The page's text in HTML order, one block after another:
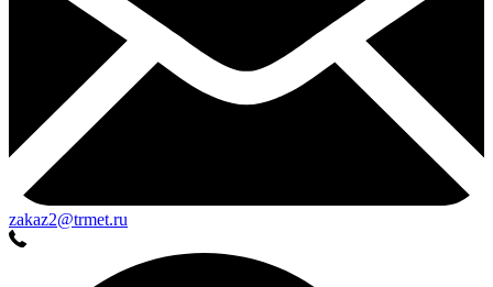
zakaz2@trmet.ru